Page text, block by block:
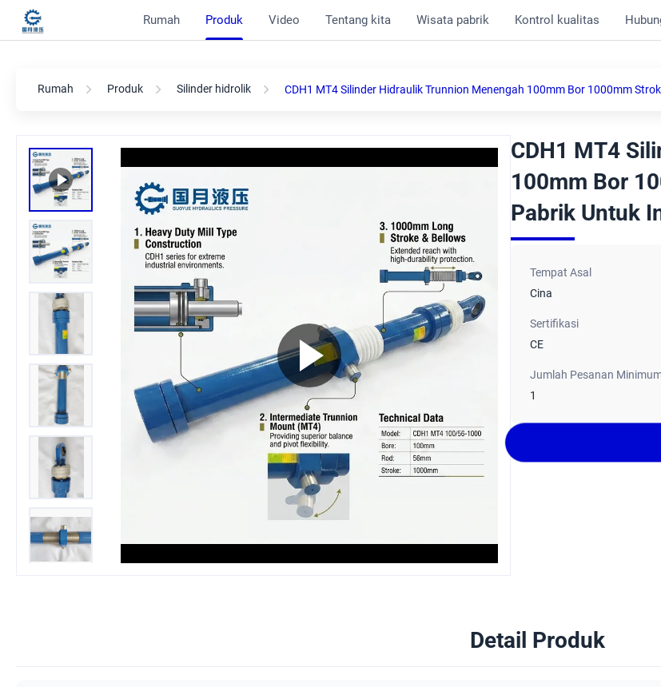
Rumah Produk Video Tentang kita Wisata pabrik Kontrol kualitas
Rumah Produk Silinder hidrolik CDH1 MT4 Silinder Hidraulik Trunnion Menengah 100mm Bor 1000mm
CDH1 MT4
100mm Bor
Pabrik Untuk
Tempat Asal
Cina
Sertifikasi
CE
Jumlah Pesanan
1
Detail Produk